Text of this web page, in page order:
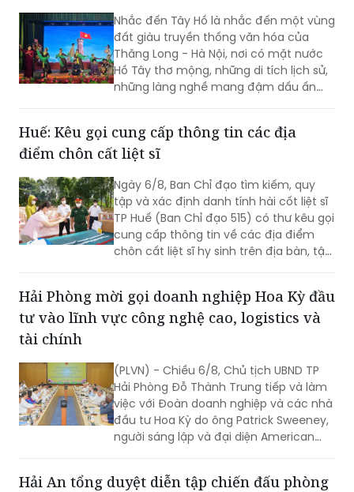
Nhắc đến Tây Hồ là nhắc đến một vùng
đất giàu truyền thống văn hóa của
Thăng Long - Hà Nội, nơi có mặt nước
Hồ Tây thơ mộng, những di tích lịch sử,
những làng nghề mang đậm dấu ấn
nghìn năm văn hiến.
Huế: Kêu gọi cung cấp thông tin các địa
điểm chôn cất liệt sĩ
Ngày 6/8, Ban Chỉ đạo tìm kiếm, quy
tập và xác định danh tính hài cốt liệt sĩ
TP Huế (Ban Chỉ đạo 515) có thư kêu gọi
cung cấp thông tin về các địa điểm
chôn cất liệt sĩ hy sinh trên địa bàn, tập
và khu vực sông Truồi (xã Lộc An).
Hải Phòng mời gọi doanh nghiệp Hoa Kỳ đầu
tư vào lĩnh vực công nghệ cao, logistics và
tài chính
(PLVN) - Chiều 6/8, Chủ tịch UBND TP
Hải Phòng Đỗ Thành Trung tiếp và làm
việc với Đoàn doanh nghiệp và các nhà
đầu tư Hoa Kỳ do ông Patrick Sweeney,
người sáng lập và đại diện American
tìm hiểu cơ hội đầu tư tại Hải Phòng.
Hải An tổng duyệt diễn tập chiến đấu phòng